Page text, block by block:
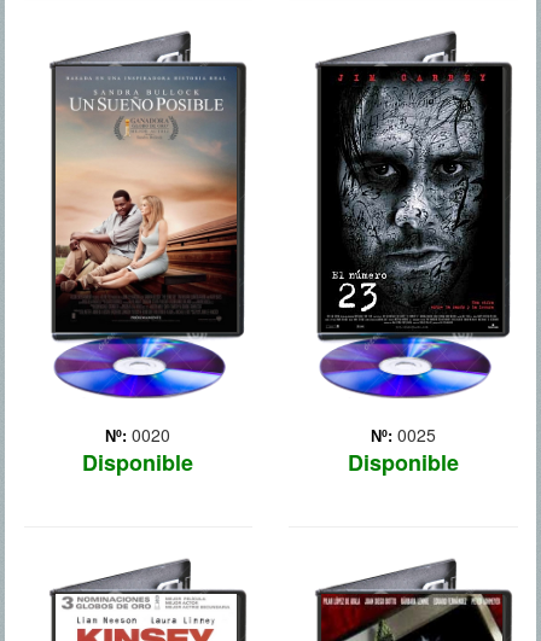
Nº: 0020
Disponible
UN SUEÑO
POSIBLE
Nº: 0025
Disponible
LOVE
HAPPENS
KINSEY OBABA